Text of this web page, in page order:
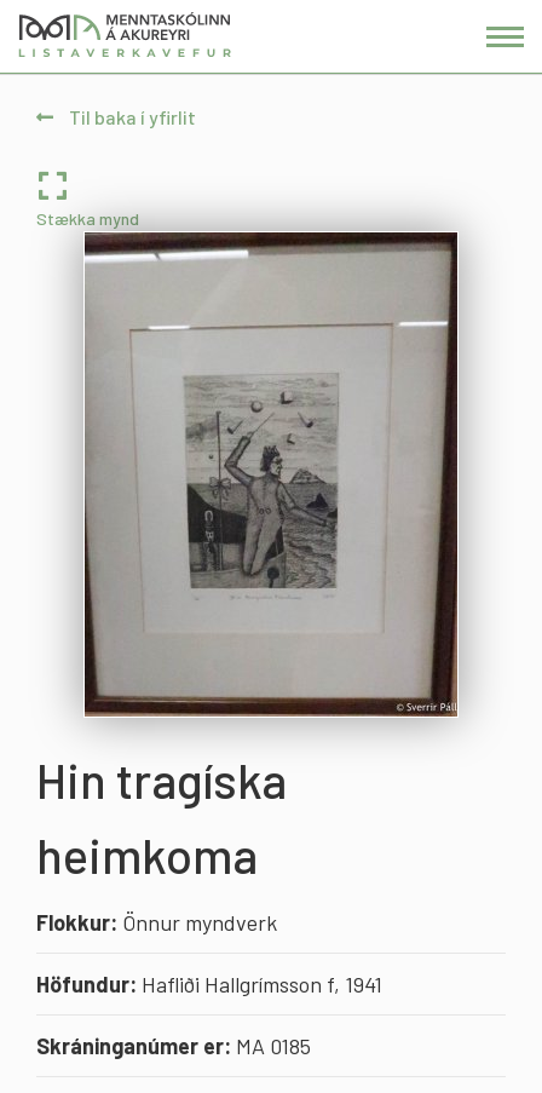
Fara
í
Til baka í yfirlit
Stækka mynd
Hin tragíska
heimkoma
Flokkur: Önnur myndverk
Höfundur: Hafliði Hallgrímsson f, 1941
Skráninganúmer er: MA 0185